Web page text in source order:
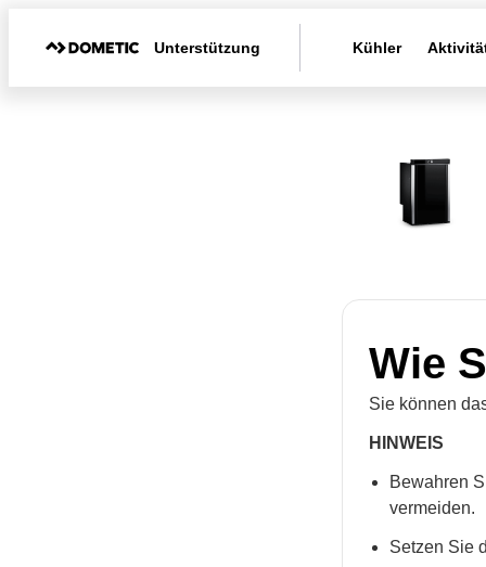
Unterstützung Kühler
Wie
Sie können
HINWEIS
Bewahren
vermeiden.
Setzen Sie